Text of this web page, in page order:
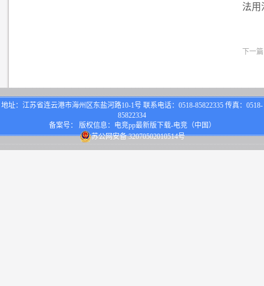
法用
下一
地址：江苏省连云港市海州区东盐河路10-1号 联系电话：0518-85822335 传真：0518-
85822334
备案号： 版权信息：电竞pp最新版下载-电竞（中国）
苏公网安备 32070502010514号